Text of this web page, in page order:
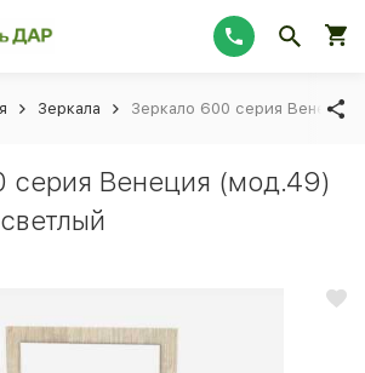
Зеркала Зеркало 600 серия Венеция
серия Венеция (мод.49)